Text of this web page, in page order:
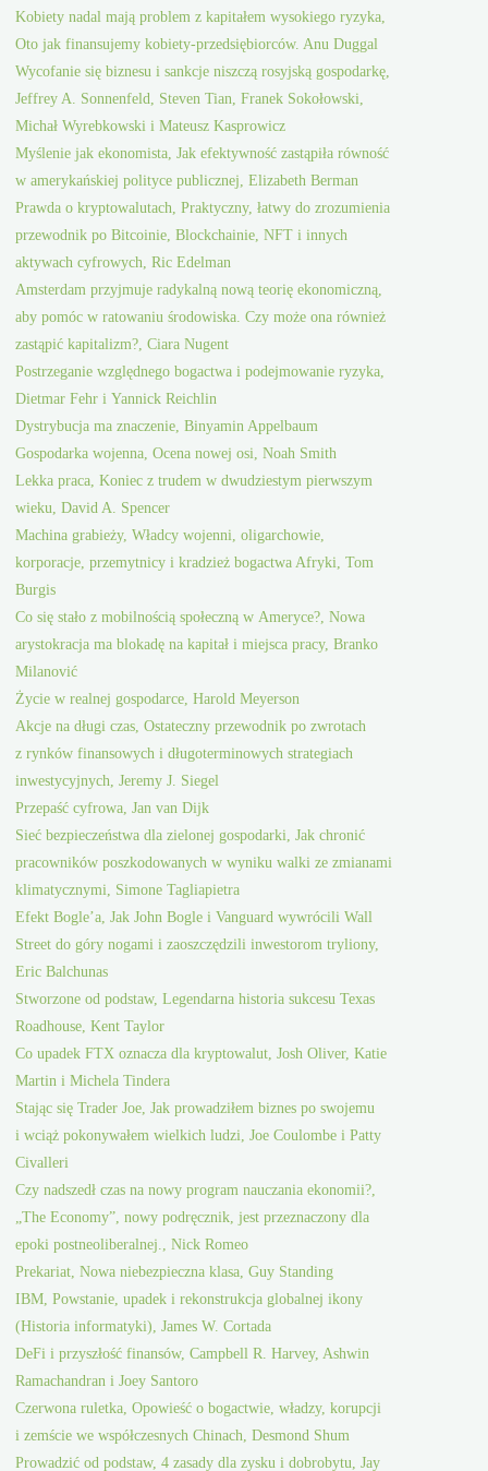
Kobiety nadal mają problem z kapitałem wysokiego ryzyka,
Oto jak finansujemy kobiety-przedsiębiorców. Anu Duggal
Wycofanie się biznesu i sankcje niszczą rosyjską gospodarkę,
Jeffrey A. Sonnenfeld, Steven Tian, Franek Sokołowski,
Michał Wyrebkowski i Mateusz Kasprowicz
Myślenie jak ekonomista, Jak efektywność zastąpiła równość
w amerykańskiej polityce publicznej, Elizabeth Berman
Prawda o kryptowalutach, Praktyczny, łatwy do zrozumienia
przewodnik po Bitcoinie, Blockchainie, NFT i innych
aktywach cyfrowych, Ric Edelman
Amsterdam przyjmuje radykalną nową teorię ekonomiczną,
aby pomóc w ratowaniu środowiska. Czy może ona również
zastąpić kapitalizm?, Ciara Nugent
Postrzeganie względnego bogactwa i podejmowanie ryzyka,
Dietmar Fehr i Yannick Reichlin
Dystrybucja ma znaczenie, Binyamin Appelbaum
Gospodarka wojenna, Ocena nowej osi, Noah Smith
Lekka praca, Koniec z trudem w dwudziestym pierwszym
wieku, David A. Spencer
Machina grabieży, Władcy wojenni, oligarchowie,
korporacje, przemytnicy i kradzież bogactwa Afryki, Tom
Burgis
Co się stało z mobilnością społeczną w Ameryce?, Nowa
arystokracja ma blokadę na kapitał i miejsca pracy, Branko
Milanović
Życie w realnej gospodarce, Harold Meyerson
Akcje na długi czas, Ostateczny przewodnik po zwrotach
z rynków finansowych i długoterminowych strategiach
inwestycyjnych, Jeremy J. Siegel
Przepaść cyfrowa, Jan van Dijk
Sieć bezpieczeństwa dla zielonej gospodarki, Jak chronić
pracowników poszkodowanych w wyniku walki ze zmianami
klimatycznymi, Simone Tagliapietra
Efekt Bogle’a, Jak John Bogle i Vanguard wywrócili Wall
Street do góry nogami i zaoszczędzili inwestorom tryliony,
Eric Balchunas
Stworzone od podstaw, Legendarna historia sukcesu Texas
Roadhouse, Kent Taylor
Co upadek FTX oznacza dla kryptowalut, Josh Oliver, Katie
Martin i Michela Tindera
Stając się Trader Joe, Jak prowadziłem biznes po swojemu
i wciąż pokonywałem wielkich ludzi, Joe Coulombe i Patty
Civalleri
Czy nadszedł czas na nowy program nauczania ekonomii?,
„The Economy”, nowy podręcznik, jest przeznaczony dla
epoki postneoliberalnej., Nick Romeo
Prekariat, Nowa niebezpieczna klasa, Guy Standing
IBM, Powstanie, upadek i rekonstrukcja globalnej ikony
(Historia informatyki), James W. Cortada
DeFi i przyszłość finansów, Campbell R. Harvey, Ashwin
Ramachandran i Joey Santoro
Czerwona ruletka, Opowieść o bogactwie, władzy, korupcji
i zemście we współczesnych Chinach, Desmond Shum
Prowadzić od podstaw, 4 zasady dla zysku i dobrobytu, Jay